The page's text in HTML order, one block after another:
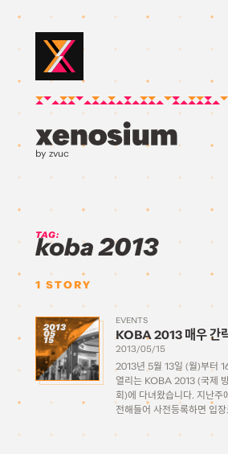
by zvuc
TAG:
koba 2013
1 STORY
2013
05
15
EVENTS
KOBA 2013 매우 간
2013/05/15
2013년 5월 13일 (월)부터
열리는 KOBA 2013 (국제
회)에 다녀왔습니다. 지난주
전해들어 사전등록하면 입
이 구경 갈 사람을 찾는 중에